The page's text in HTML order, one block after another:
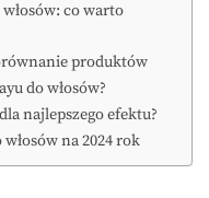
co warto
produktów
do włosów?
najlepszego efektu?
na 2024 rok